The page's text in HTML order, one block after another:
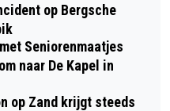
op Bergsche
Seniorenmaatjes
naar De Kapel in
op Zand krijgt steeds